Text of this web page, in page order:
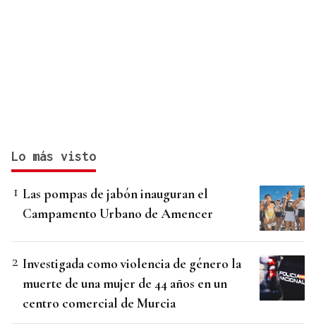
Lo más visto
Las pompas de jabón inauguran el
Campamento Urbano de Amencer
Investigada como violencia de género la
muerte de una mujer de 44 años en un
centro comercial de Murcia